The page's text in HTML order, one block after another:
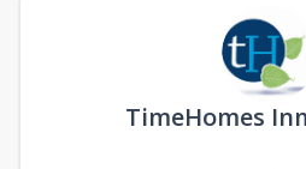
TimeHomes